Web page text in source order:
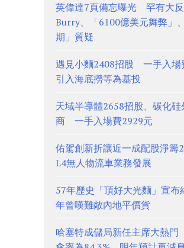
英偉達7頁備忘曝光 罕有大
Burry、「6100億美元舞弊」
期」質疑
遇見小麵2408招股 一手入場
引入海底撈等為基投
天域半導體2658招股、碳化硅
商 一手入場費2929元
佑駕創新折讓近一成配股淨
L4無人物流車業務發展
57年歷史「頂好大光麵」宣
年曾嘆難敵內地平價貨
哈塞特成儲局新任主席大熱